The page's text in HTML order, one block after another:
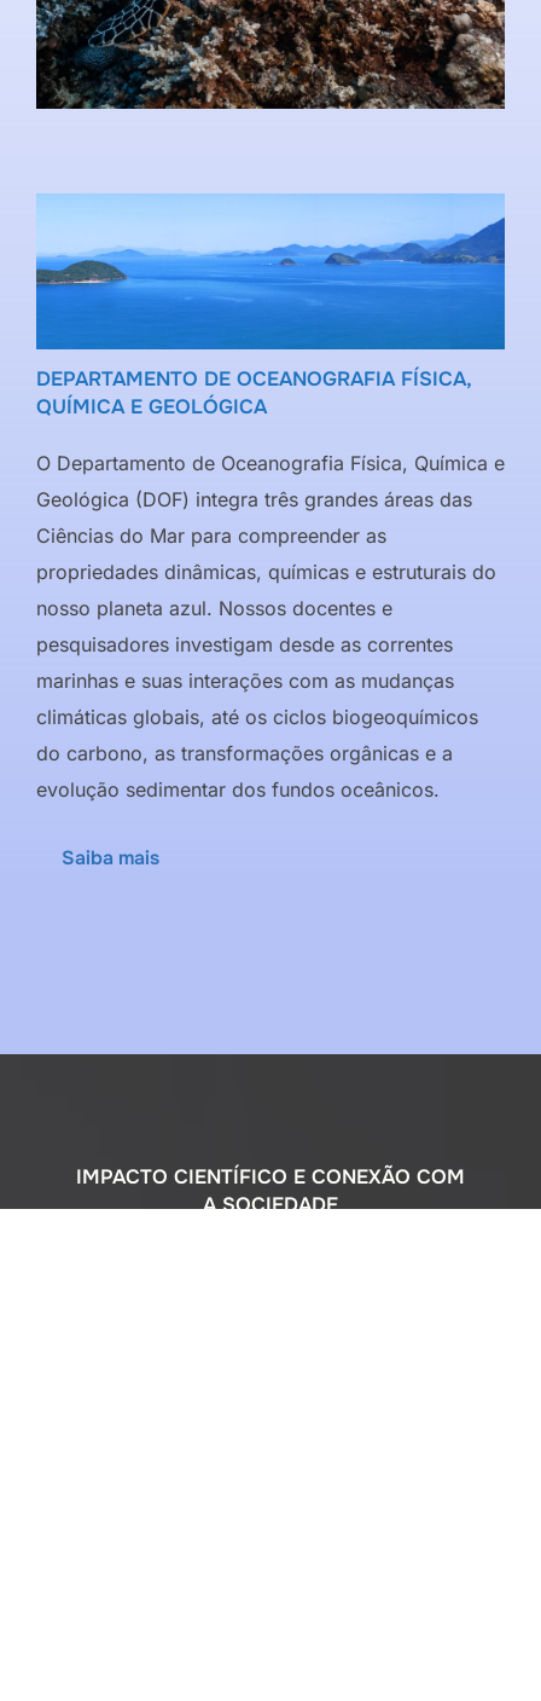
DEPARTAMENTO DE OCEANOGRAFIA FÍSICA,
QUÍMICA E GEOLÓGICA
O Departamento de Oceanografia Física, Química e
Geológica (DOF) integra três grandes áreas das
Ciências do Mar para compreender as
propriedades dinâmicas, químicas e estruturais do
nosso planeta azul. Nossos docentes e
pesquisadores investigam desde as correntes
marinhas e suas interações com as mudanças
climáticas globais, até os ciclos biogeoquímicos
do carbono, as transformações orgânicas e a
evolução sedimentar dos fundos oceânicos.
Saiba mais
IMPACTO CIENTÍFICO E CONEXÃO COM
A SOCIEDADE